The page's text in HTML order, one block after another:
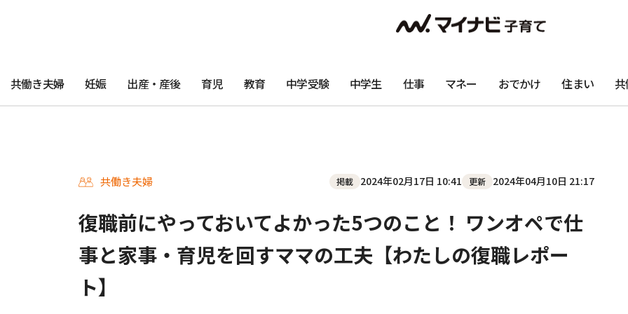
共働き夫婦 妊娠 出産・産後 育児 教育 中学受験 中学生 仕事 マネー おでかけ 住まい
共働き夫婦 掲載 2024年02月17日 10:41 更新 2024年04月10日 21:17
復職前にやっておいてよかった5つのこと！ ワンオペで仕
事と家事・育児を回すママの工夫【わたしの復職レポー
ト】